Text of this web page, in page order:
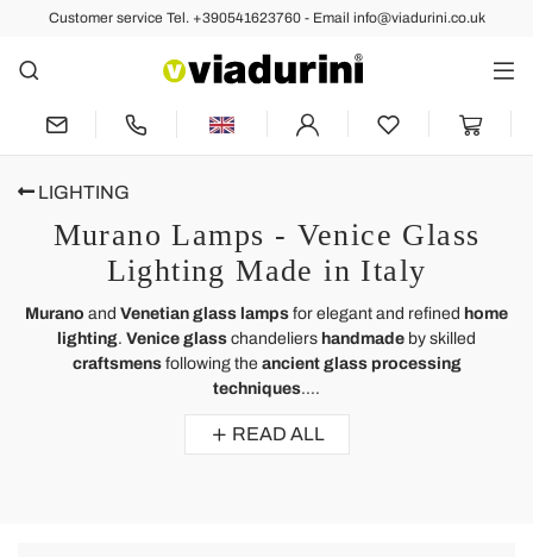
Customer service Tel. +390541623760 - Email info@viadurini.co.uk
LIGHTING
Murano Lamps - Venice Glass
Lighting Made in Italy
Murano and Venetian glass lamps for elegant and refined home
lighting. Venice glass chandeliers handmade by skilled
craftsmensfollowing the ancient glass processing
techniques....
READ ALL